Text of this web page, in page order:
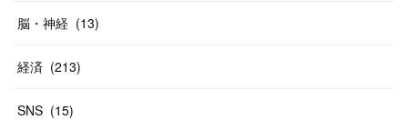
脳・神経 (13)
経済 (213)
SNS (15)